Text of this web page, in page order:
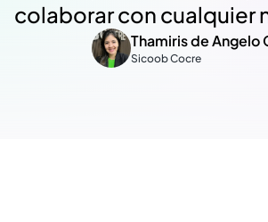
colaborar con cualquier
Thamiris de Angelo
Sicoob Cocre